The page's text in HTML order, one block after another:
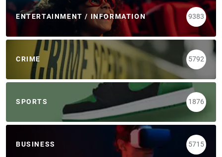
ENTERTAINMENT / INFORMATION 9383
CRIME 5792
SPORTS 1876
BUSINESS 5715